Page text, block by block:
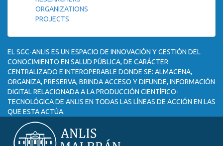
ORGANIZATIONS
PROJECTS
EL SGC-ANLIS ES UN ESPACIO DE INNOVACIÓN Y GESTIÓN DEL
CONOCIMIENTO EN SALUD PÚBLICA, DE CARÁCTER
CENTRALIZADO E INTEROPERABLE DONDE SE: ALMACENA,
ORGANIZA, PRESERVA, BRINDA ACCESO Y DIFUNDE, INFORMACIÓN
DIGITAL RELACIONADA A LA PRODUCCIÓN CIENTÍFICO-
TECNOLÓGICA DE ANLIS EN TODAS LAS LÍNEAS DE ACCIÓN EN LAS
QUE ESTA ACTÚA.